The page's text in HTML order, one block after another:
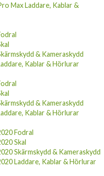
Max Laddare, Kablar &
& Kameraskydd
Kablar & Hörlurar
& Kameraskydd
Kablar & Hörlurar
Fodral
Skal
Skärmskydd & Kameraskydd
Laddare, Kablar & Hörlurar